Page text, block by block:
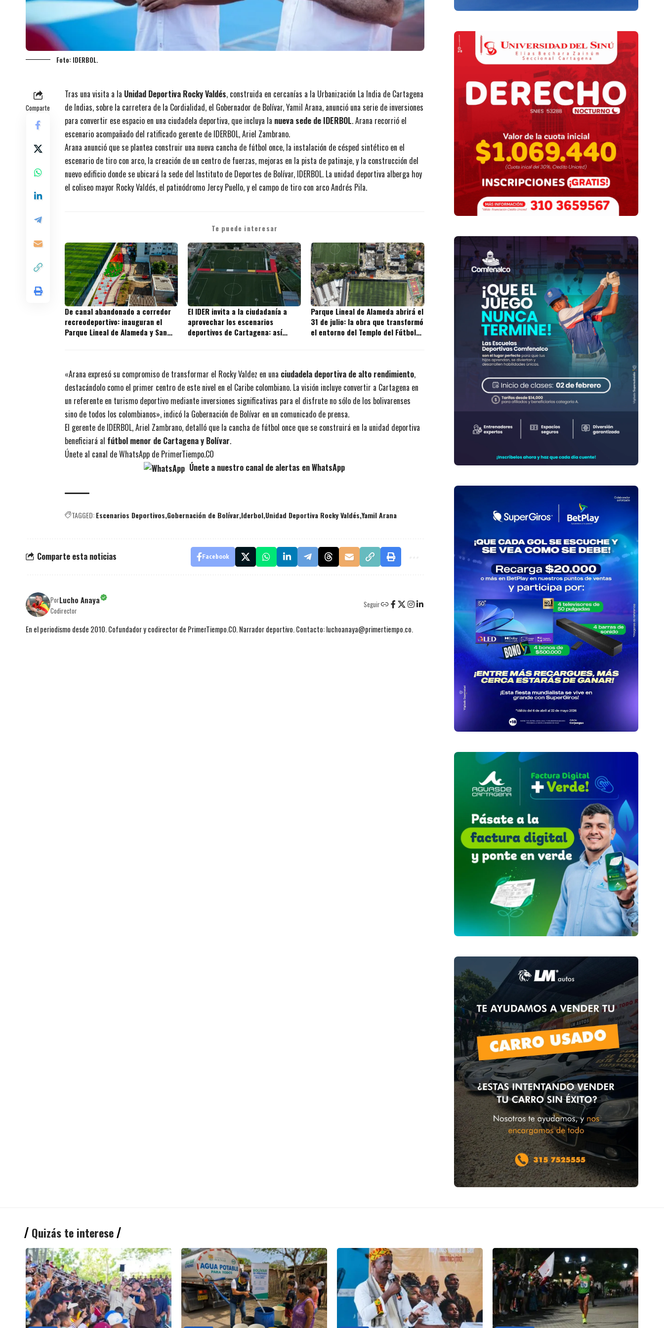
Foto: IDERBOL.
Comparte
Tras una visita a la Unidad Deportiva Rocky Valdés, construida en cercanías a la Urbanización La India de Cartagena
de Indias, sobre la carretera de la Cordialidad, el Gobernador de Bolívar, Yamil Arana, anunció una serie de inversiones
para convertir ese espacio en una ciudadela deportiva, que incluya la nueva sede de IDERBOL. Arana recorrió el
escenario acompañado del ratificado gerente de IDERBOL, Ariel Zambrano.
Arana anunció que se plantea construir una nueva cancha de fútbol once, la instalación de césped sintético en el
escenario de tiro con arco, la creación de un centro de fuerzas, mejoras en la pista de patinaje, y la construcción del
nuevo edificio donde se ubicará la sede del Instituto de Deportes de Bolívar, IDERBOL. La unidad deportiva alberga hoy
el coliseo mayor Rocky Valdés, el patinódromo Jercy Puello, y el campo de tiro con arco Andrés Pila.
Te puede interesar
De canal abandonado a corredor
recreodeportivo: inauguran el
Parque Lineal de Alameda y San
El IDER invita a la ciudadanía a
aprovechar los escenarios
deportivos de Cartagena: así
Parque Lineal de Alameda abrirá el
31 de julio: la obra que transformó
el entorno del Templo del Fútbol
«Arana expresó su compromiso de transformar el Rocky Valdez en una ciudadela deportiva de alto rendimiento,
destacándolo como el primer centro de este nivel en el Caribe colombiano. La visión incluye convertir a Cartagena en
un referente en turismo deportivo mediante inversiones significativas para el disfrute no sólo de los bolivarenses
sino de todos los colombianos», indicó la Gobernación de Bolívar en un comunicado de prensa.
El gerente de IDERBOL, Ariel Zambrano, detalló que la cancha de fútbol once que se construirá en la unidad deportiva
beneficiará al fútbol menor de Cartagena y Bolívar.
Únete al canal de WhatsApp de PrimerTiempo.CO
Únete a nuestro canal de alertas en WhatsApp
TAGGED:Escenarios Deportivos Gobernación de Bolívar Iderbol Unidad Deportiva Rocky Valdés Yamil Arana
Comparte esta noticias Facebook
PorLucho Anaya
Codirector
Seguir
En el periodismo desde 2010. Cofundador y codirector de PrimerTiempo.CO. Narrador deportivo. Contacto: luchoanaya@primertiempo.co.
Quizás te interese